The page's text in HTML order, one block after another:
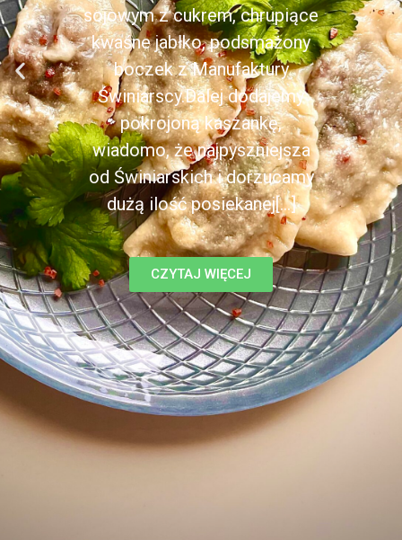
sojowym z cukrem, chrupiące
kwaśne jabłko, podsmażony
boczek z Manufaktury
Świniarscy.Dalej dodajemy
pokrojoną kaszankę,
wiadomo, że najpyszniejsza
od Świniarskich i dorzucamy
dużą ilość posiekanej[...]
CZYTAJ WIĘCEJ